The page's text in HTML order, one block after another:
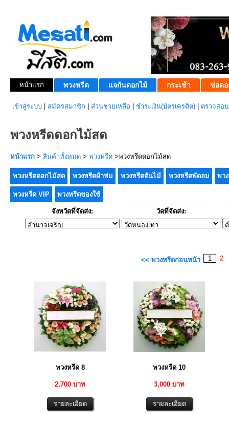
หน้าแรก พวงหรีด แจกันดอกไม้ กระเช้า ช่อดอ
เข้าสู่ระบบ สมัครสมาชิก ส่วนช่วยเหลือ ชำระเงิน(บัตรเครดิต) ตรวจสอ
พวงหรีดดอกไม้สด
หน้าแรก > สินค้าทั้งหมด > พวงหรีด >พวงหรีดดอกไม้สด
พวงหรีดดอกไม้สด พวงหรีดผ้าห่ม พวงหรีดต้นไม้ พวงหรีดพัดลม พว
พวงหรีด VIP พวงหรีดของใช้
จังหวัดที่จัดส่ง: วัดที่จัดส่ง:
<< พวงหรีดก่อนหน้า 1 2
พวงหรีด 8
2,700 บาท
พวงหรีด 10
3,000 บาท